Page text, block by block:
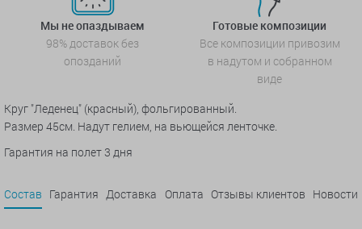
Мы не опаздываем
98% доставок без
опозданий
Готовые композиции
Все композиции привозим
в надутом и собранном
виде
Круг "Леденец" (красный), фольгированный.
Размер 45см. Надут гелием, на вьющейся ленточке.
Гарантия на полет 3 дня
Состав Гарантия Доставка Оплата Отзывы клиентов Новости